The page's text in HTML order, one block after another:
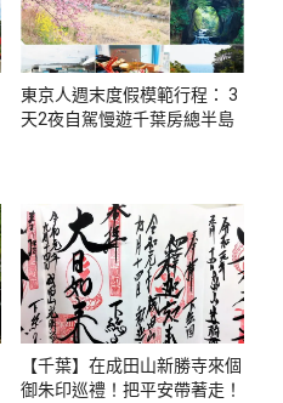
東京人週末度假模範行程： 3
天2夜自駕慢遊千葉房總半島
【千葉】在成田山新勝寺來個
御朱印巡禮！把平安帶著走！